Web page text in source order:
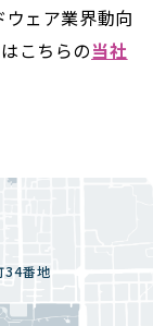
ェア業界動向
こちらの当社
34番地